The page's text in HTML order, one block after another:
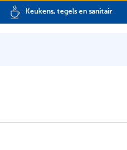
Keukens, tegels en sanitair